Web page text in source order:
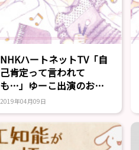
NHKハートネットTV「自
己肯定って言われて
も…」ゆーこ出演のお知
らせ
2019年04月09日